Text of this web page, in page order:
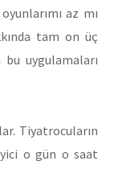
az mı
tam on üç
bu uygulamaları
Tiyatrocuların
o gün o saat